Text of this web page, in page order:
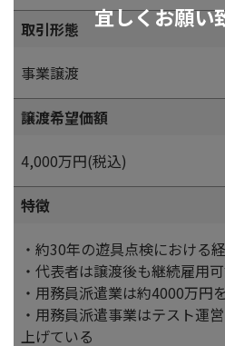
宜しくお願い
取引形態
事業譲渡
譲渡希望価額
4,000万円(税込)
特徴
・約30年の遊具点検における
・代表者は譲渡後も継続雇用
・用務員派遣業は約4000万円
・用務員派遣事業はテスト運
上げている